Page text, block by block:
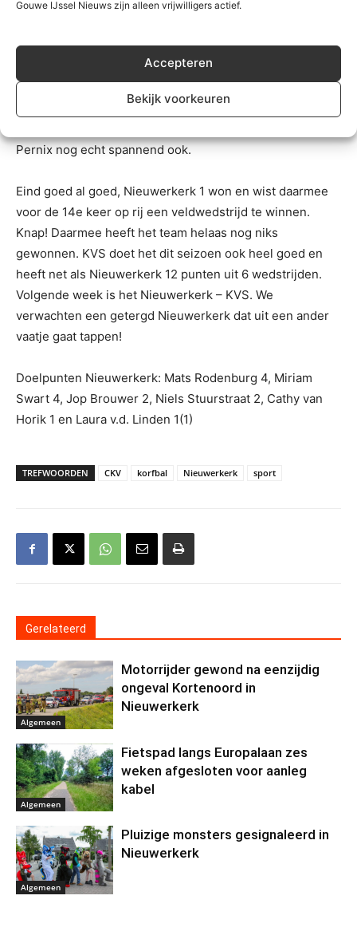
Gouwe IJssel Nieuws zijn alleen vrijwilligers actief.
Accepteren
Bekijk voorkeuren
strafworpen. Die worden simpelweg te vaak gemist.
de weer ingevallen Blok haar buitenkansje. In die
spannende slotfase had Nieuwerkerk er ook voor kunnen
kiezen om de “stip-verdiener” te wisselen zodat er
iemand met meer zekerheid de stip had kunnen nemen.
Pernix nog echt spannend ook.
Eind goed al goed, Nieuwerkerk 1 won en wist daarmee
voor de 14e keer op rij een veldwedstrijd te winnen.
Knap! Daarmee heeft het team helaas nog niks
gewonnen. KVS doet het dit seizoen ook heel goed en
heeft net als Nieuwerkerk 12 punten uit 6 wedstrijden.
Volgende week is het Nieuwerkerk – KVS. We
verwachten een getergd Nieuwerkerk dat uit een ander
vaatje gaat tappen!
Doelpunten Nieuwerkerk: Mats Rodenburg 4, Miriam
Swart 4, Jop Brouwer 2, Niels Stuurstraat 2, Cathy van
Horik 1 en Laura v.d. Linden 1(1)
TREFWOORDEN CKV korfbal Nieuwerkerk sport
Gerelateerd
Algemeen
Motorrijder gewond na eenzijdig
ongeval Kortenoord in
Nieuwerkerk
Algemeen
Fietspad langs Europalaan zes
weken afgesloten voor aanleg
kabel
Algemeen
Pluizige monsters gesignaleerd in
Nieuwerkerk